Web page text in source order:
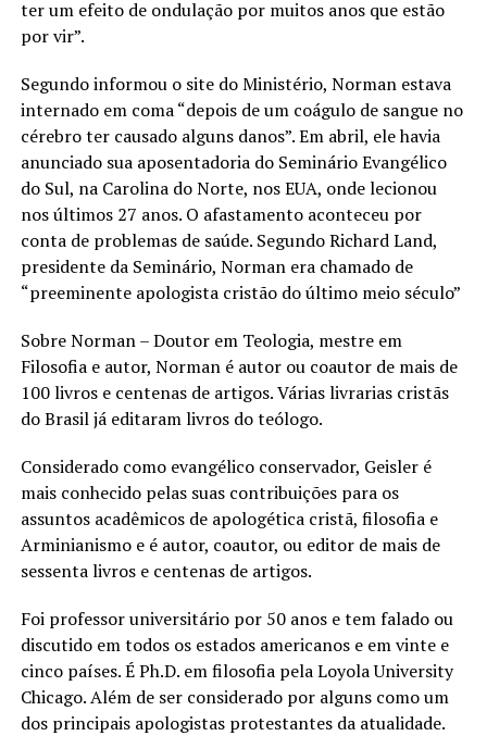
ter um efeito de ondulação por muitos anos que estão
por vir”.
Segundo informou o site do Ministério, Norman estava
internado em coma “depois de um coágulo de sangue no
cérebro ter causado alguns danos”. Em abril, ele havia
anunciado sua aposentadoria do Seminário Evangélico
do Sul, na Carolina do Norte, nos EUA, onde lecionou
nos últimos 27 anos. O afastamento aconteceu por
conta de problemas de saúde. Segundo Richard Land,
presidente da Seminário, Norman era chamado de
“preeminente apologista cristão do último meio século”
Sobre Norman – Doutor em Teologia, mestre em
Filosofia e autor, Norman é autor ou coautor de mais de
100 livros e centenas de artigos. Várias livrarias cristãs
do Brasil já editaram livros do teólogo.
Considerado como evangélico conservador, Geisler é
mais conhecido pelas suas contribuições para os
assuntos acadêmicos de apologética cristã, filosofia e
Arminianismo e é autor, coautor, ou editor de mais de
sessenta livros e centenas de artigos.
Foi professor universitário por 50 anos e tem falado ou
discutido em todos os estados americanos e em vinte e
cinco países. É Ph.D. em filosofia pela Loyola University
Chicago. Além de ser considerado por alguns como um
dos principais apologistas protestantes da atualidade.